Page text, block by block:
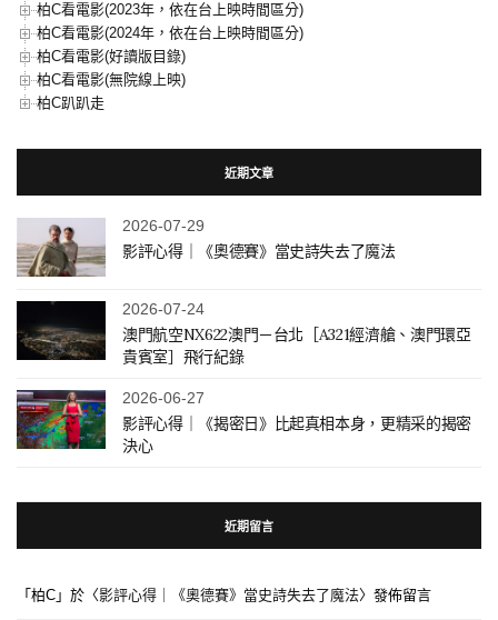
柏C看電影(2023年，依在台上映時間區分)
柏C看電影(2024年，依在台上映時間區分)
柏C看電影(好讀版目錄)
柏C看電影(無院線上映)
柏C趴趴走
近期文章
2026-07-29
影評心得｜《奧德賽》當史詩失去了魔法
2026-07-24
澳門航空NX622澳門－台北［A321經濟艙、澳門環亞
貴賓室］飛行紀錄
2026-06-27
影評心得｜《揭密日》比起真相本身，更精采的揭密
決心
近期留言
「 柏C 」於〈影評心得｜《奧德賽》當史詩失去了魔法〉發佈留言